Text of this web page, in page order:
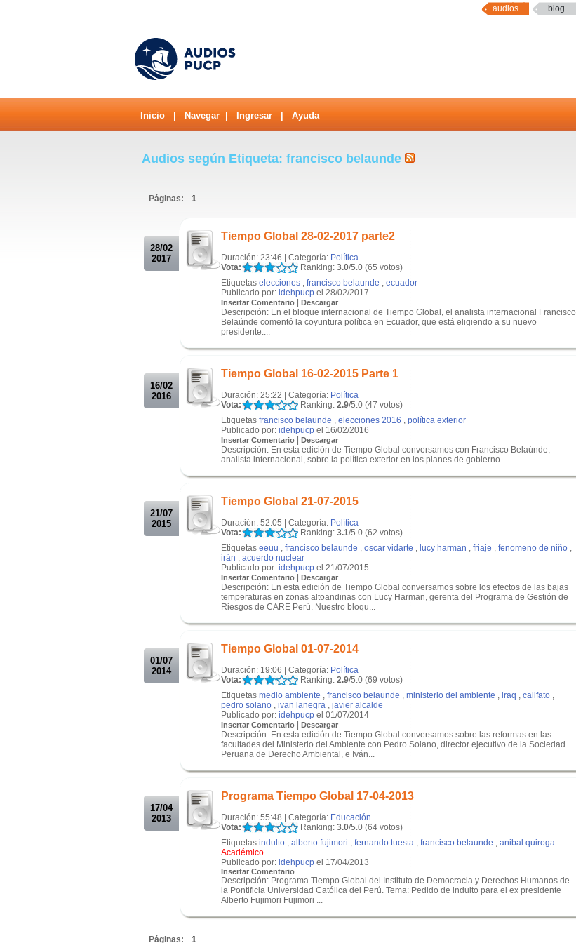
audios blog
Inicio Navegar Ingresar Ayuda
Audios según Etiqueta: francisco belaunde
Páginas: 1
28/02
2017
Tiempo Global 28-02-2017 parte2
Duración: 23:46 | Categoría: Política
Vota:
Ranking: 3.0/5.0 (65 votos)
Etiquetas elecciones , francisco belaunde , ecuador
Publicado por: idehpucp el 28/02/2017
Insertar Comentario | Descargar
Descripción: En el bloque internacional de Tiempo Global, el analista internacional Francisco
Belaúnde comentó la coyuntura política en Ecuador, que está eligiendo a su nuevo
presidente....
16/02
2016
Tiempo Global 16-02-2015 Parte 1
Duración: 25:22 | Categoría: Política
Vota:
Ranking: 2.9/5.0 (47 votos)
Etiquetas francisco belaunde , elecciones 2016 , política exterior
Publicado por: idehpucp el 16/02/2016
Insertar Comentario | Descargar
Descripción: En esta edición de Tiempo Global conversamos con Francisco Belaúnde,
analista internacional, sobre la política exterior en los planes de gobierno....
21/07
2015
Tiempo Global 21-07-2015
Duración: 52:05 | Categoría: Política
Vota:
Ranking: 3.1/5.0 (62 votos)
Etiquetas eeuu , francisco belaunde , oscar vidarte , lucy harman , friaje , fenomeno de niño ,
irán , acuerdo nuclear
Publicado por: idehpucp el 21/07/2015
Insertar Comentario | Descargar
Descripción: En esta edición de Tiempo Global conversamos sobre los efectos de las bajas
temperaturas en zonas altoandinas con Lucy Harman, gerenta del Programa de Gestión de
Riesgos de CARE Perú. Nuestro bloqu...
01/07
2014
Tiempo Global 01-07-2014
Duración: 19:06 | Categoría: Política
Vota:
Ranking: 2.9/5.0 (69 votos)
Etiquetas medio ambiente , francisco belaunde , ministerio del ambiente , iraq , califato ,
pedro solano , ivan lanegra , javier alcalde
Publicado por: idehpucp el 01/07/2014
Insertar Comentario | Descargar
Descripción: En esta edición de Tiempo Global conversamos sobre las reformas en las
facultades del Ministerio del Ambiente con Pedro Solano, director ejecutivo de la Sociedad
Peruana de Derecho Ambiental, e Iván...
17/04
2013
Programa Tiempo Global 17-04-2013
Duración: 55:48 | Categoría: Educación
Vota:
Ranking: 3.0/5.0 (64 votos)
Etiquetas indulto , alberto fujimori , fernando tuesta , francisco belaunde , anibal quiroga
Académico
Publicado por: idehpucp el 17/04/2013
Insertar Comentario
Descripción: Programa Tiempo Global del Instituto de Democracia y Derechos Humanos de
la Pontificia Universidad Católica del Perú. Tema: Pedido de indulto para el ex presidente
Alberto Fujimori Fujimori ...
Páginas: 1